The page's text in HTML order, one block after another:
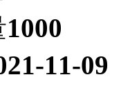
1000
11-09